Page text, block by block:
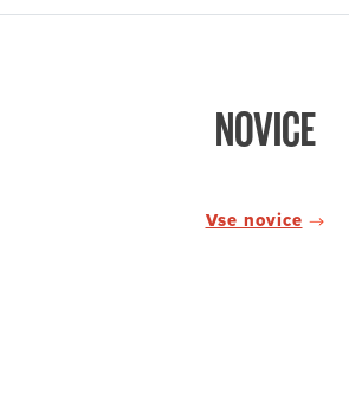
NOVICE
Vse novice